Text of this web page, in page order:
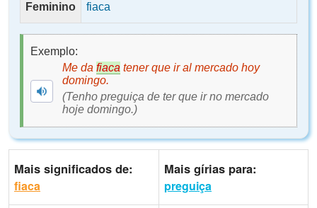
Feminino fiaca
Exemplo:
Me da fiaca tener que ir al mercado hoy
domingo.
(Tenho preguiça de ter que ir no mercado
hoje domingo.)
Mais significados de:
fiaca
Mais gírias para:
preguiça